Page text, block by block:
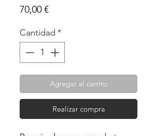
70,00 €Precio
Cantidad *
Agregar al carrito
Realizar compra